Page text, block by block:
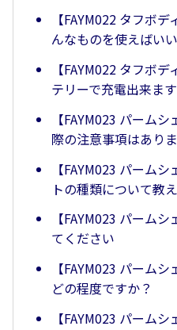
【FAYM022 タフボ
んなものを使えばい
【FAYM022 タフボ
テリーで充電出来ま
【FAYM023 パーム
際の注意事項はあり
【FAYM023 パーム
トの種類について教
【FAYM023 パーム
てください
【FAYM023 パーム
どの程度ですか？
【FAYM023 パーム